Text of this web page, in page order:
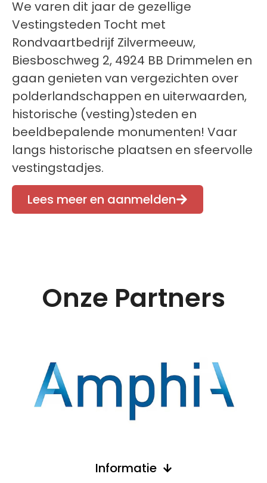
We varen dit jaar de gezellige
Vestingsteden Tocht met
Rondvaartbedrijf Zilvermeeuw,
Biesboschweg 2, 4924 BB Drimmelen en
gaan genieten van vergezichten over
polderlandschappen en uiterwaarden,
historische (vesting)steden en
beeldbepalende monumenten! Vaar
langs historische plaatsen en sfeervolle
vestingstadjes.
Lees meer en aanmelden
Onze Partners
Informatie